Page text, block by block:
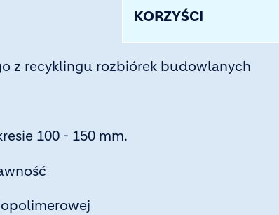
KORZYŚCI
z recyklingu rozbiórek budowlanych
100 - 150 mm.